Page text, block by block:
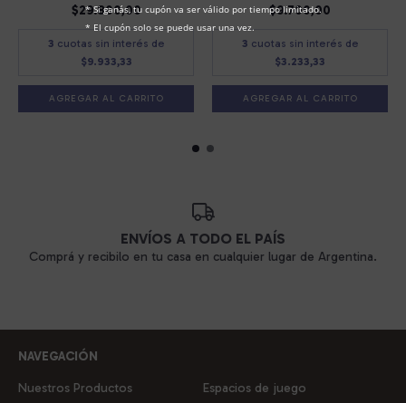
$29.800,00
3 cuotas sin interés de
$9.933,33
$9.700,00
3 cuotas sin interés de
$3.233,33
ENVÍOS A TODO EL PAÍS
Comprá y recibilo en tu casa en cualquier lugar de Argentina.
NAVEGACIÓN
Nuestros Productos Espacios de juego
* Si ganás, tu cupón va ser válido por tiempo limitado.
* El cupón solo se puede usar una vez.